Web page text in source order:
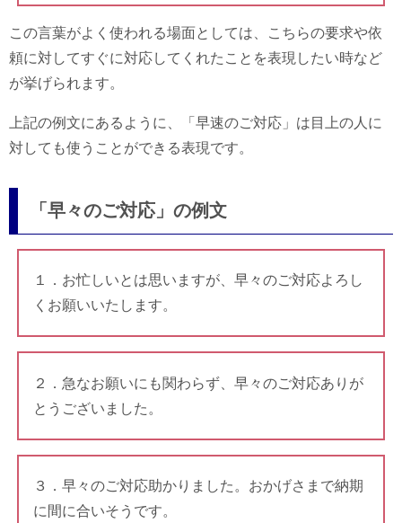
この言葉がよく使われる場面としては、こちらの要求や依
頼に対してすぐに対応してくれたことを表現したい時など
が挙げられます。
上記の例文にあるように、「早速のご対応」は目上の人に
対しても使うことができる表現です。
「早々のご対応」の例文
１．お忙しいとは思いますが、早々のご対応よろし
くお願いいたします。
２．急なお願いにも関わらず、早々のご対応ありが
とうございました。
３．早々のご対応助かりました。おかげさまで納期
に間に合いそうです。